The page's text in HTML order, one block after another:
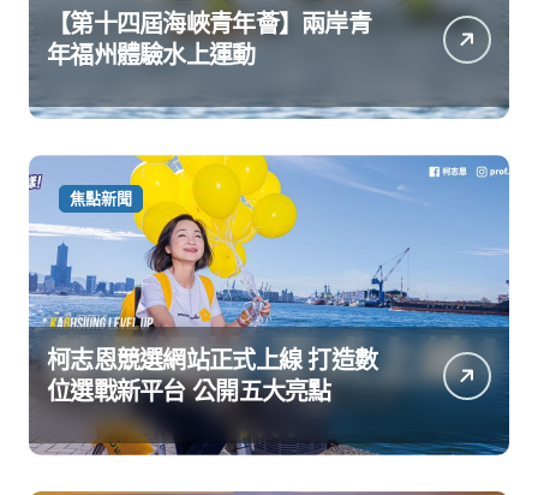
【第十四屆海峽青年薈】兩岸青
年福州體驗水上運動
焦點新聞
柯志恩競選網站正式上線 打造數
位選戰新平台 公開五大亮點